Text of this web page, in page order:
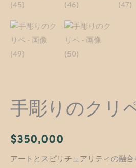
手彫りのクリ
$350,000
アートとスピリチュアリティの融